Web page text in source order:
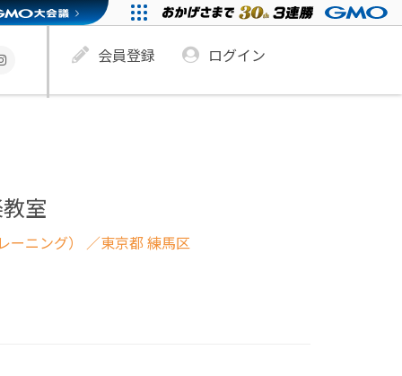
会員登録 ログイン
室
ニング） ／東京都 練馬区